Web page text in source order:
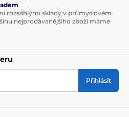
rozsáhlými sklady v průmyslovém
nejprodávanějšího zboží máme
Přihlásit